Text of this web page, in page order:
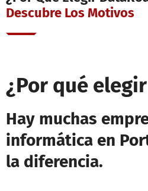
Descubre Los Motivos
¿Por qué
Hay muchas
informática en
la diferencia.